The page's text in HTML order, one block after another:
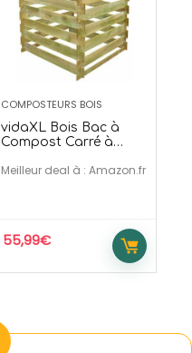
COMPOSTEURS BOIS
vidaXL Bois Bac à
Compost Carré à
Meilleur deal à : Amazon.fr
55,99€